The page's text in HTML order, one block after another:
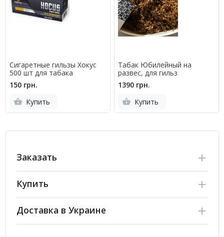
Сигаретные гильзы Хокус
500 шт для табака
150 грн.
Купить
Табак Юбилейный на
развес, для гильз
1390 грн.
Купить
Заказать
Купить
Доставка в Украине